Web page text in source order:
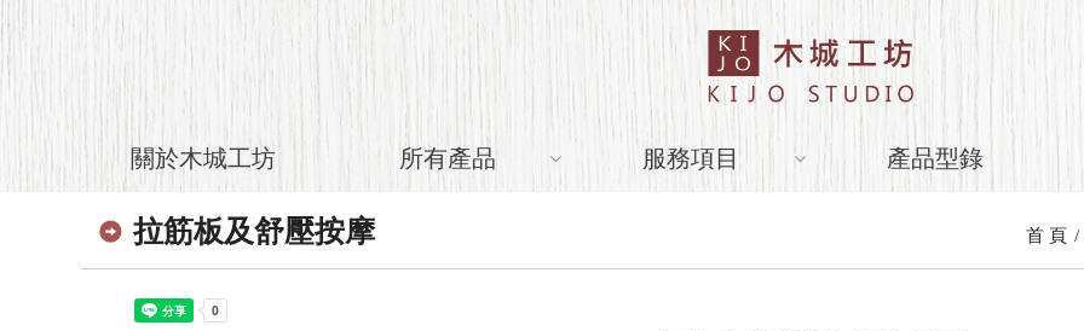
關於木城工坊 所有產品 服務項目 產品型錄
拉筋板及舒壓按摩 首 頁